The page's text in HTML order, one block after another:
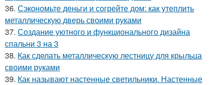
36. Сэкономьте деньги и согрейте дом: как утеплить
металлическую дверь своими руками
37. Создание уютного и функционального дизайна
спальни 3 на 3
38. Как сделать металлическую лестницу для крыльца
своими руками
39. Как называют настенные светильники. Настенные